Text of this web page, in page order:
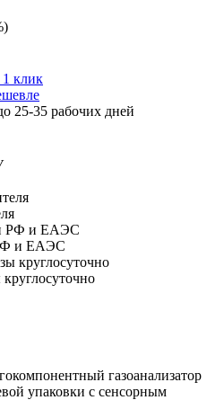
клик
25-35 рабочих дней
и ЕАЭС